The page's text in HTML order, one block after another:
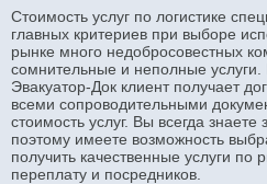
Стоимость услуг по логистике
главных критериев при выборе
рынке много недобросовестных
сомнительные и неполные
Эвакуатор-Док клиент получает
всеми сопроводительными
стоимость услуг. Вы всегда знаете
поэтому имеете возможность
получить качественные услуги по
переплату и посредников.